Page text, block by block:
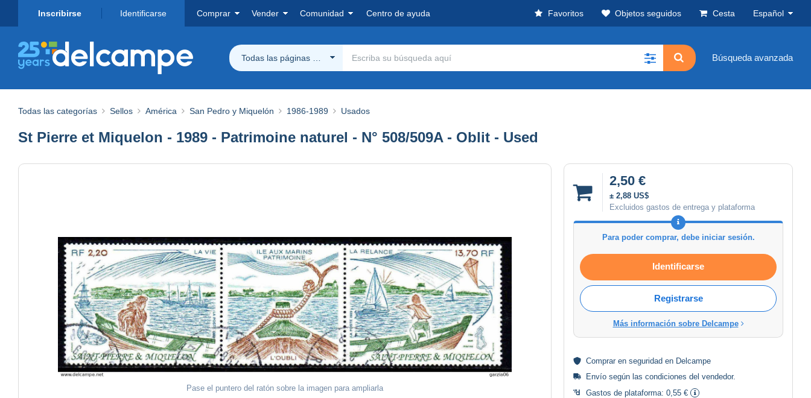
Inscribirse Identificarse Comprar Vender Comunidad Centro de ayuda Favoritos Objetos seguidos Cesta Español
Todas las páginas Delcampe Búsqueda avanzada
Todas las categorías Sellos América San Pedro y Miquelón 1986-1989 Usados
St Pierre et Miquelon - 1989 - Patrimoine naturel - N° 508/509A - Oblit - Used
Pase el puntero del ratón sobre la imagen para ampliarla
2,50 €
± 2,88 US$
Excluidos gastos de entrega y plataforma
Para poder comprar, debe iniciar sesión.
Identificarse
Registrarse
Más información sobre Delcampe
Comprar en seguridad en Delcampe
Envío según las condiciones del vendedor.
Gastos de plataforma: 0,55 €